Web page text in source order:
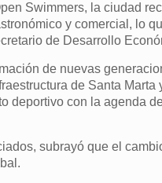
Swimmers, la ciudad
y comercial, lo
de Desarrollo
de nuevas
de Santa Marta
deportivo con la agenda
subrayó que el